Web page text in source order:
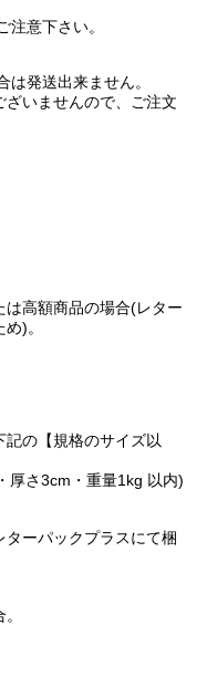
意下さい。
発送出来ません。
いませんので、ご注文
高額商品の場合(レター
)。
の【規格のサイズ以
厚さ3cm・重量1kg 以内)
ーパックプラスにて梱